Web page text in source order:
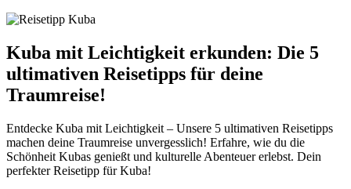
Kuba mit Leichtigkeit erkunden: Die 5
ultimativen Reisetipps für deine
Traumreise!
Entdecke Kuba mit Leichtigkeit – Unsere 5 ultimativen Reisetipps
machen deine Traumreise unvergesslich! Erfahre, wie du die
Schönheit Kubas genießt und kulturelle Abenteuer erlebst. Dein
perfekter Reisetipp für Kuba!